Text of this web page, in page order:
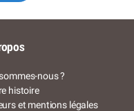
nous ?
histoire
et mentions légales